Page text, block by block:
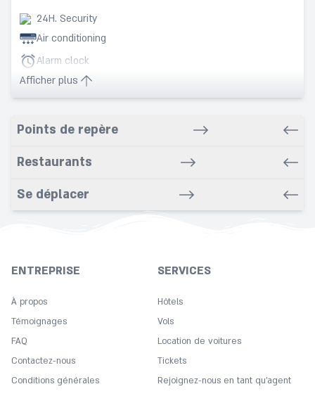
24H. Security
Air conditioning
Alarm clock
ATM
Bars
Business Center
Copy
Currency exchange
Desk
Free Wifi
Afficher plus
Points de repère
Restaurants
Se déplacer
ENTREPRISE
À propos
Témoignages
FAQ
Contactez-nous
Conditions générales
SERVICES
Hôtels
Vols
Location de voitures
Tickets
Rejoignez-nous en tant qu’agent